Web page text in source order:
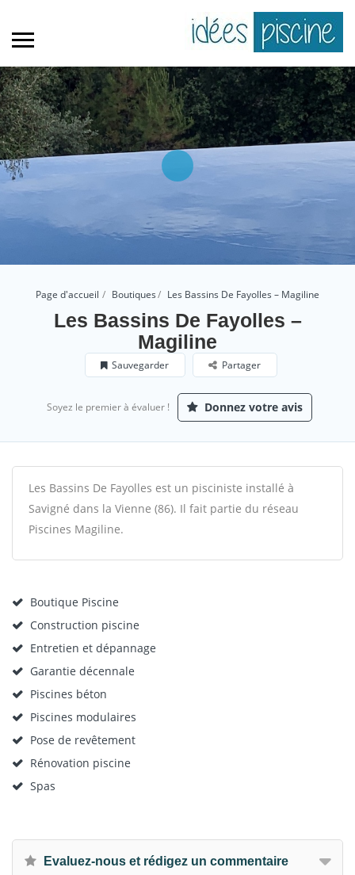
Page d'accueil Boutiques Les Bassins De Fayolles – Magiline
Les Bassins De Fayolles –
Magiline
Sauvegarder Partager
Soyez le premier à évaluer ! Donnez votre avis
Les Bassins De Fayolles est un pisciniste installé à
Savigné dans la Vienne (86). Il fait partie du réseau
Piscines Magiline.
Boutique Piscine
Construction piscine
Entretien et dépannage
Garantie décennale
Piscines béton
Piscines modulaires
Pose de revêtement
Rénovation piscine
Spas
Evaluez-nous et rédigez un commentaire